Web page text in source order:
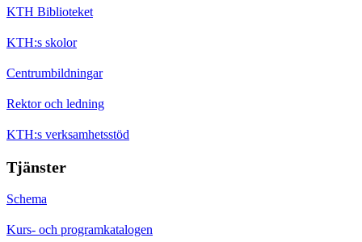
KTH Biblioteket
KTH:s skolor
Centrumbildningar
Rektor och ledning
KTH:s verksamhetsstöd
Tjänster
Schema
Kurs- och programkatalogen